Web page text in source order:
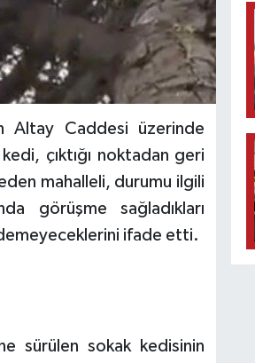
Altay Caddesi üzerinde
çıktığı noktadan geri
mahalleli, durumu ilgili
görüşme sağladıkları
ifade etti.
sürülen sokak kedisinin